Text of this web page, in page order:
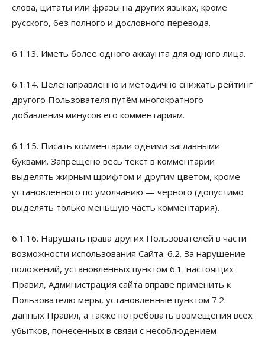
слова, цитаты или фразы на других языках, кроме
русского, без полного и дословного перевода.
6.1.13. Иметь более одного аккаунта для одного лица.
6.1.14. Целенаправленно и методично снижать рейтинг
другого Пользователя путём многократного
добавления минусов его комментариям.
6.1.15. Писать комментарии одними заглавными
буквами. Запрещено весь текст в комментарии
выделять жирным шрифтом и другим цветом, кроме
установленного по умолчанию — черного (допустимо
выделять только меньшую часть комментария).
6.1.16. Нарушать права других Пользователей в части
возможности использования Сайта. 6.2. За нарушение
положений, установленных пунктом 6.1. настоящих
Правил, Администрация сайта вправе применить к
Пользователю меры, установленные пунктом 7.2.
данных Правил, а также потребовать возмещения всех
убытков, понесенных в связи с несоблюдением